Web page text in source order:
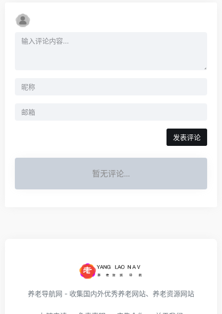
发表评论
暂无评论...
养老导航网 - 收集国内外优秀养老网站、养老资源网站